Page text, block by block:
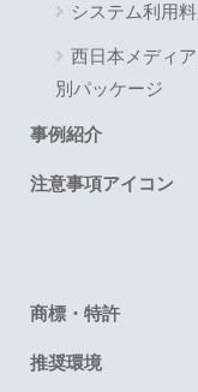
システム利用
西日本メディ
別パッケージ
事例紹介
注意事項アイコン
商標・特許
推奨環境